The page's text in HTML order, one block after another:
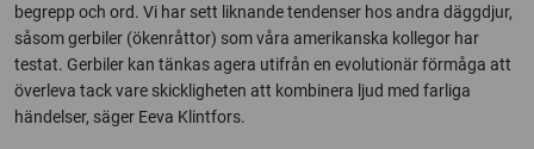
begrepp och ord. Vi har sett liknande tendenser hos andra däggdjur,
såsom gerbiler (ökenråttor) som våra amerikanska kollegor har
testat. Gerbiler kan tänkas agera utifrån en evolutionär förmåga att
överleva tack vare skickligheten att kombinera ljud med farliga
händelser, säger Eeva Klintfors.